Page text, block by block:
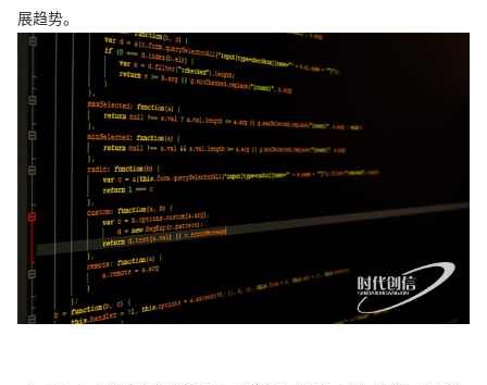
展趋势。